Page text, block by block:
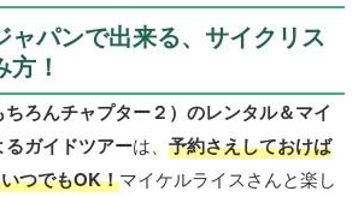
ャパンで出来る、サイクリス
！
ろんチャプター２）のレンタル＆マイ
ガイドツアーは、 予約さえしておけば
つでもOK！マイケルライスさんと楽し